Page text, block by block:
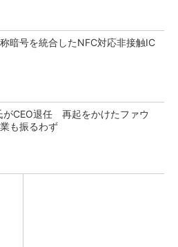
暗号を統合したNFC対応非接触IC
がCEO退任 再起をかけたファウ
も振るわず